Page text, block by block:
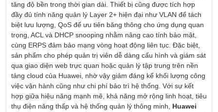
tăng độ bền trong thời gian dài. Thiết bị cũng được tích hợp
đầy đủ tính năng quản lý Layer 2+ hiện đại như VLAN để tách
biệt lưu lượng, QoS để ưu tiên băng thông cho ứng dụng quan
trọng, ACL và DHCP snooping nhằm nâng cao tính bảo mật,
cùng ERPS đảm bảo mạng vòng hoạt động liên tục. Đặc biệt,
sản phẩm cho phép quản trị viên dễ dàng cấu hình và giám sát
qua giao diện web trực quan hoặc quản lý tập trung trên nền
tảng cloud của Huawei, nhờ vậy giảm đáng kể khối lượng công
việc vận hành cũng như chi phí bảo trì hệ thống. Với sự kết
hợp giữa hiệu năng mạnh mẽ, khả năng mở rộng linh hoạt, tiêu
thụ điện năng thấp và hệ thống quản lý thông minh, Huawei